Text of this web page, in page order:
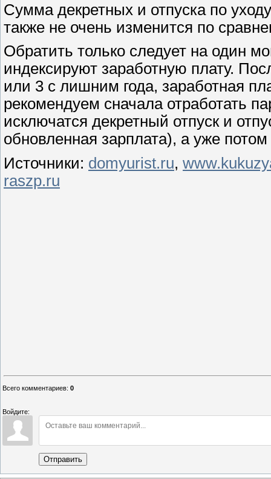
Сумма декретных и отпуска по
также не очень изменится по
Обратить только следует на один
индексируют заработную плату.
или 3 с лишним года, заработная
рекомендуем сначала отработать
исключатся декретный отпуск и
обновленная зарплата), а уже
Источники: domyurist.ru,
raszp.ru
Всего комментариев: 0
Войдите:
Отправить